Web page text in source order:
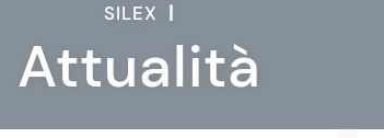
SILEX |
Attualità